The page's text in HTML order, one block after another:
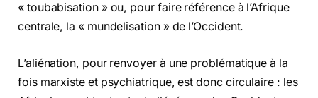
« toubabisation » ou, pour faire référence à l’Afrique
centrale, la « mundelisation » de l’Occident.
L’aliénation, pour renvoyer à une problématique à la
fois marxiste et psychiatrique, est donc circulaire : les